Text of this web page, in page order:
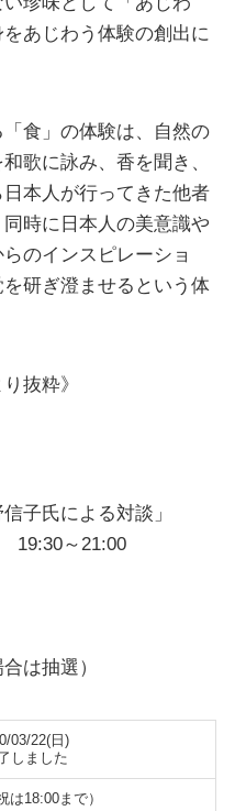
あじわう体験の創出に
食」の体験は、自然の
歌に詠み、香を聞き、
本人が行ってきた他者
時に日本人の美意識や
のインスピレーショ
研ぎ澄ませるという体
抜粋》
子氏による対談」
19:30～21:00
は抽選）
03/22(日)
しました
は18:00まで）